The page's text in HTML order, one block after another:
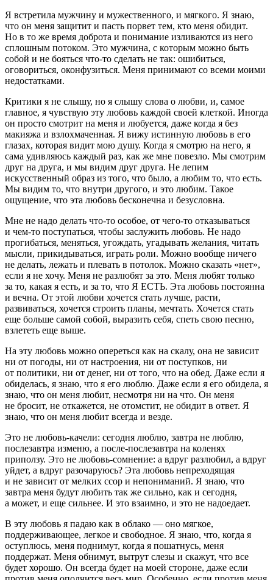
Я встретила мужчину и мужественного, и мягкого. Я знаю,
что он меня защитит и пасть порвет тем, кто меня обидит.
Но в то же время доброта и понимание изливаются из него
сплошным потоком. Это мужчина, с которым можно быть
собой и не бояться что-то сделать не так: ошибиться,
оговориться, оконфузиться. Меня принимают со всеми моими
недостатками.
Критики я не слышу, но я слышу слова о любви, и, самое
главное, я чувствую эту любовь каждой своей клеткой. Иногда
он просто смотрит на меня и любуется, даже когда я без
макияжа и взлохмаченная. Я вижу истинную любовь в его
глазах, которая видит мою душу. Когда я смотрю на него, я
сама удивляюсь каждый раз, как же мне повезло. Мы смотрим
друг на друга, и мы видим друг друга. Не лепим
искусственный образ из того, что было, а любим то, что есть.
Мы видим то, что внутри другого, и это любим. Такое
ощущение, что эта любовь бесконечна и безусловна.
Мне не надо делать что-то особое, от чего-то отказываться
и чем-то поступаться, чтобы заслужить любовь. Не надо
прогибаться, меняться, угождать, угадывать желания, читать
мысли, прикидываться, играть роли. Можно вообще ничего
не делать, лежать и плевать в потолок. Можно сказать «нет»,
если я не хочу. Меня не разлюбят за это. Меня любят только
за то, какая я есть, и за то, что Я ЕСТЬ. Эта любовь постоянна
и вечна. От этой любви хочется стать лучше, расти,
развиваться, хочется строить планы, мечтать. Хочется стать
еще больше самой собой, выразить себя, спеть свою песню,
взлететь еще выше.
На эту любовь можно опереться как на скалу, она не зависит
ни от погоды, ни от настроения, ни от поступков, ни
от политики, ни от денег, ни от того, что на обед. Даже если я
обиделась, я знаю, что я его люблю. Даже если я его обидела, я
знаю, что он меня любит, несмотря ни на что. Он меня
не бросит, не откажется, не отомстит, не обидит в ответ. Я
знаю, что он меня любит всегда и везде.
Это не любовь-качели: сегодня люблю, завтра не люблю,
послезавтра изменю, а после-послезавтра на коленях
приползу. Это не любовь-сомнение: а вдруг разлюбил, а вдруг
уйдет, а вдруг разочаруюсь? Эта любовь непреходящая
и не зависит от мелких ссор и непониманий. Я знаю, что
завтра меня будут любить так же сильно, как и сегодня,
а может, и еще сильнее. И это взаимно, и это не надоедает.
В эту любовь я падаю как в облако — оно мягкое,
поддерживающее, легкое и свободное. Я знаю, что, когда я
оступлюсь, меня поднимут, когда я пошатнусь, меня
поддержат. Меня обнимут, вытрут слезы и скажут, что все
будет хорошо. Он всегда будет на моей стороне, даже если